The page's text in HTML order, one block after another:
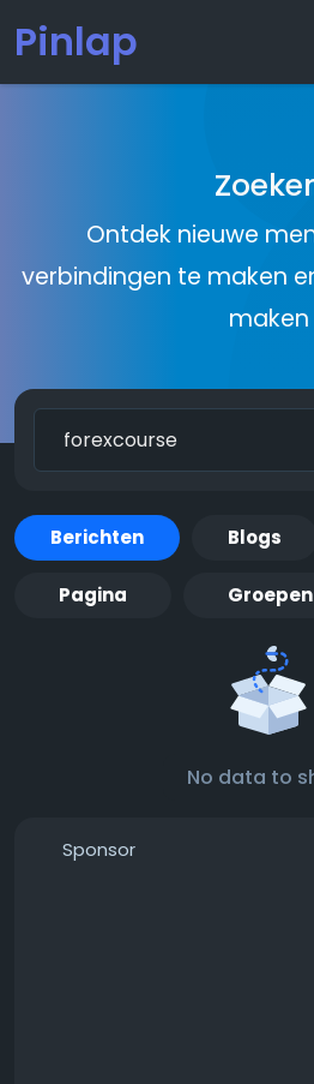
Pinlap
Ontdek nieuwe
verbindingen te maken
maken
Berichten Blogs
Pagina Groepen
No data to
Sponsor